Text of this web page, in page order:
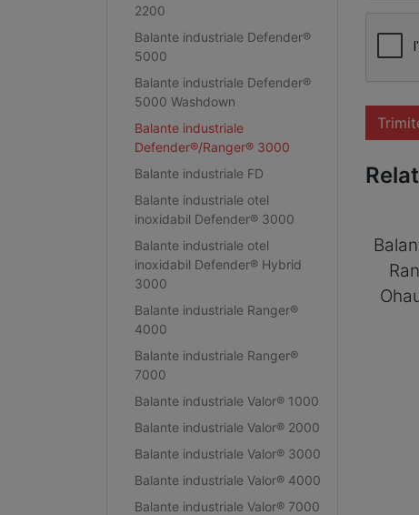
2200
Balante industriale Defender®
5000
Balante industriale Defender®
5000 Washdown
Balante industriale
Defender®/Ranger® 3000
Balante industriale FD
Balante industriale otel
inoxidabil Defender® 3000
Balante industriale otel
inoxidabil Defender® Hybrid
3000
Balante industriale Ranger®
4000
Balante industriale Ranger®
7000
Balante industriale Valor® 1000
Balante industriale Valor® 2000
Balante industriale Valor® 3000
Balante industriale Valor® 4000
Balante industriale Valor® 7000